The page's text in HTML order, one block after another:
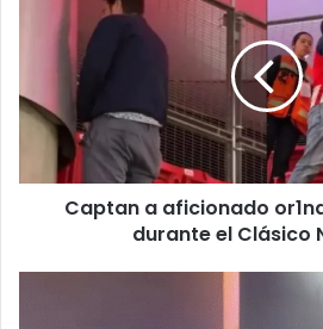
aficionado
or1nand0
gradas
durante
Clásico
NacionalCaptan a aficionado
durante el Clásico